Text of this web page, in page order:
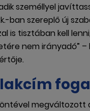
személlyel
ban szereplő új
is tisztában kell
nem irányadó” –
megváltozott